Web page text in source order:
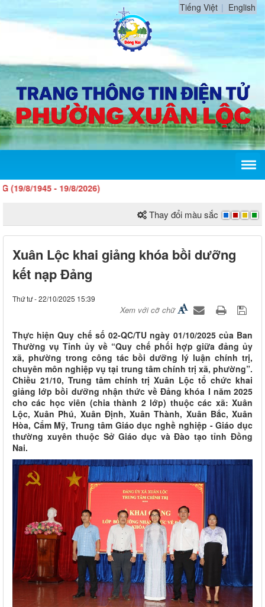
Tiếng Việt English
1945 - 19/8/2026)
Thay đổi màu sắc
Xuân Lộc khai giảng khóa bồi dưỡng
kết nạp Đảng
Thứ tư - 22/10/2025 15:39
Xem với cỡ chữ
Thực hiện Quy chế số 02-QC/TU ngày 01/10/2025 của Ban
Thường vụ Tỉnh ủy về “Quy chế phối hợp giữa đảng ủy
xã, phường trong công tác bồi dưỡng lý luận chính trị,
chuyên môn nghiệp vụ tại trung tâm chính trị xã, phường”.
Chiều 21/10, Trung tâm chính trị Xuân Lộc tổ chức khai
giảng lớp bồi dưỡng nhận thức về Đảng khóa I năm 2025
cho các học viên (chia thành 2 lớp) thuộc các xã: Xuân
Lộc, Xuân Phú, Xuân Định, Xuân Thành, Xuân Bắc, Xuân
Hòa, Cẩm Mỹ, Trung tâm Giáo dục nghề nghiệp - Giáo dục
thường xuyên thuộc Sở Giáo dục và Đào tạo tỉnh Đồng
Nai.